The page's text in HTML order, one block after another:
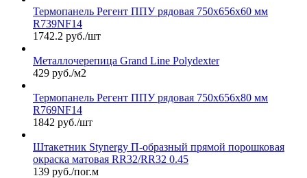
Термопанель Регент ППУ рядовая 750х656х60 мм
R739NF14
1742.2 руб./шт
Металлочерепица Grand Line Polydexter
429 руб./м2
Термопанель Регент ППУ рядовая 750х656х80 мм
R769NF14
1842 руб./шт
Штакетник Stynergy П-образный прямой порошковая
окраска матовая RR32/RR32 0.45
139 руб./пог.м